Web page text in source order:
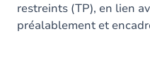
restreints (TP), en lien
préalablement et